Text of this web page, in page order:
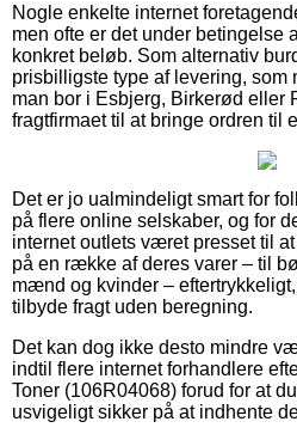
Nogle enkelte internet
men ofte er det under betingelse
konkret beløb. Som alternativ
prisbilligste type af levering, som
man bor i Esbjerg, Birkerød eller
fragtfirmaet til at bringe ordren til
Det er jo ualmindeligt smart for
på flere online selskaber, og for
internet outlets været presset til
på en række af deres varer – til
mænd og kvinder –
tilbyde fragt uden beregning.
Det kan dog ikke desto mindre
indtil flere internet forhandlere
Toner (106R04068) forud for at
usvigeligt sikker på at indhente